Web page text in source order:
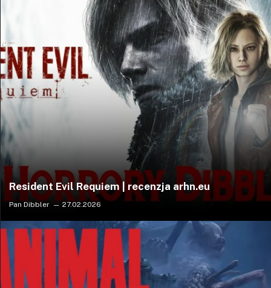
Resident Evil Requiem | recenzja arhn.eu
Pan Dibbler 27.02.2026